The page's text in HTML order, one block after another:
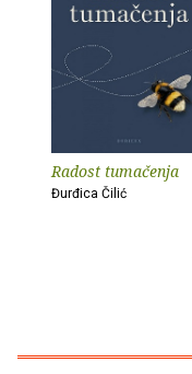
Radost tumačenja
Đurđica Čilić